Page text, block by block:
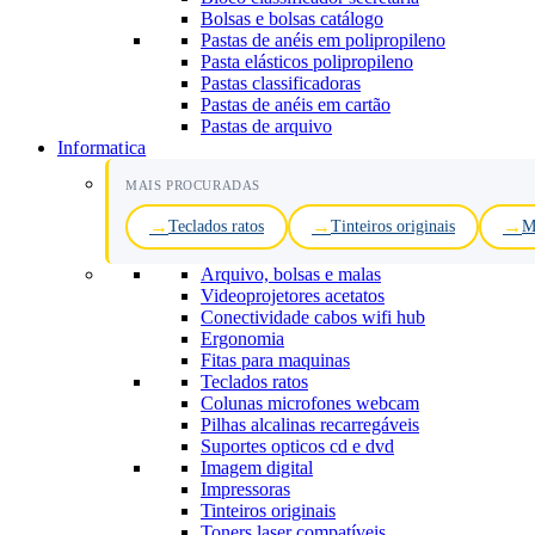
Bolsas e bolsas catálogo
Pastas de anéis em polipropileno
Pasta elásticos polipropileno
Pastas classificadoras
Pastas de anéis em cartão
Pastas de arquivo
Informatica
MAIS PROCURADAS
Teclados ratos Tinteiros originais
Arquivo, bolsas e malas
Videoprojetores acetatos
Conectividade cabos wifi hub
Ergonomia
Fitas para maquinas
Teclados ratos
Colunas microfones webcam
Pilhas alcalinas recarregáveis
Suportes opticos cd e dvd
Imagem digital
Impressoras
Tinteiros originais